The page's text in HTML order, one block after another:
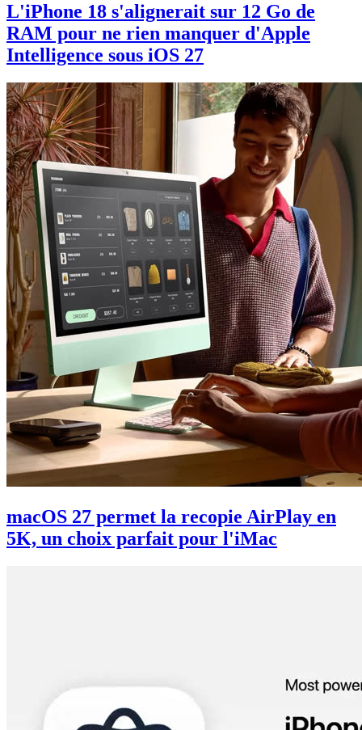
L'iPhone 18 s'alignerait sur 12 Go de
RAM pour ne rien manquer d'Apple
Intelligence sous iOS 27
macOS 27 permet la recopie AirPlay en
5K, un choix parfait pour l'iMac